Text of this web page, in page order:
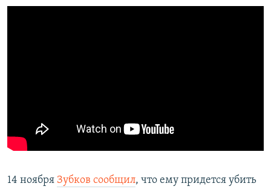
14 ноября Зубков сообщил, что ему придется убить